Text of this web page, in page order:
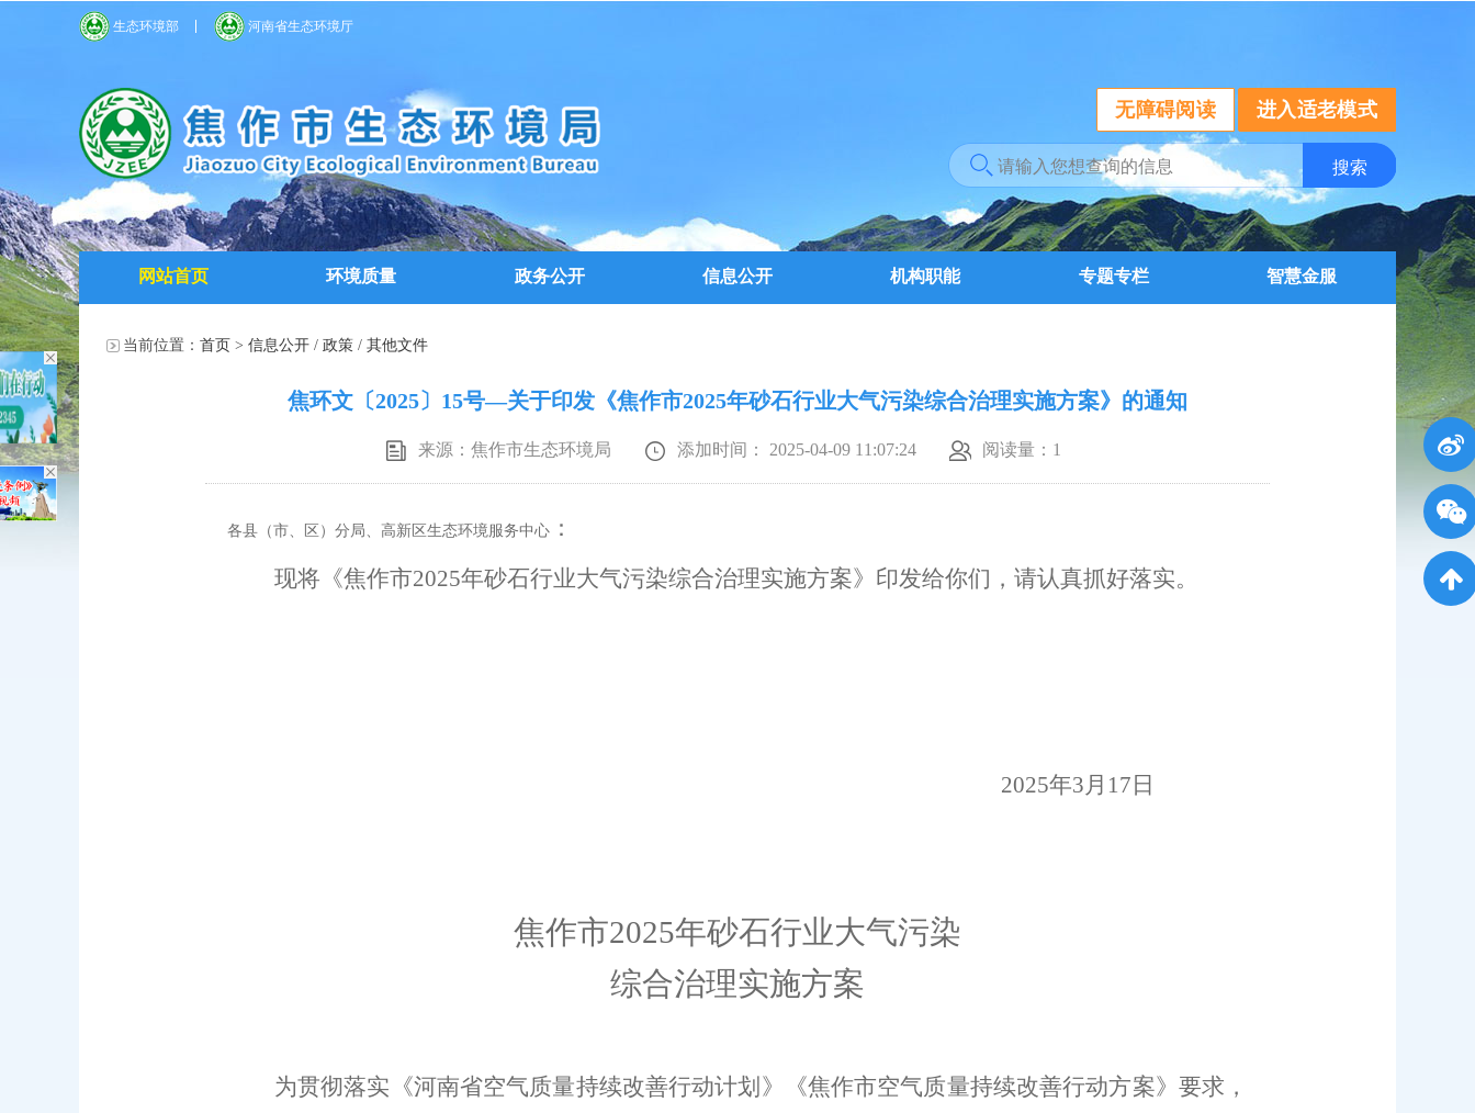
生态环境部 河南省生态环境厅
无障碍阅读 进入适老模式
网站首页 环境质量 政务公开 信息公开 机构职能 专题专栏 智慧金服
当前位置： 首页 > 信息公开 / 政策 / 其他文件
焦环文〔2025〕15号—关于印发《焦作市2025年砂石行业大气污染综合治理实施方案》的通知
来源：焦作市生态环境局 添加时间： 2025-04-09 11:07:24 阅读量： 1
各县（市、区 ） 分局、高新区生态环境服务中心 ：
现将《焦作市2025年砂石行业大气污染综合治理实施方案》印发给你们，请认真抓好落实。
2025年3月 17 日
焦作市2025年砂石行业大气污染
综合治理实施方案
为贯彻落实《河南省空气质量持续改善行动计划》 《焦作市空气质量持续改善行动方案》 要求，